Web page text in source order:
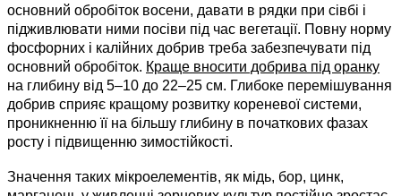
основний обробіток восени, давати в рядки при сівбі і
підживлювати ними посіви під час вегетації. Повну норму
фосфорних і калійних добрив треба забезпечувати під
основний обробіток. Краще вносити добрива під оранку
на глибину від 5–10 до 22–25 см. Глибоке перемішування
добрив сприяє кращому розвитку кореневої системи,
проникненню її на більшу глибину в початкових фазах
росту і підвищенню зимостійкості.
Значення таких мікроелементів, як мідь, бор, цинк,